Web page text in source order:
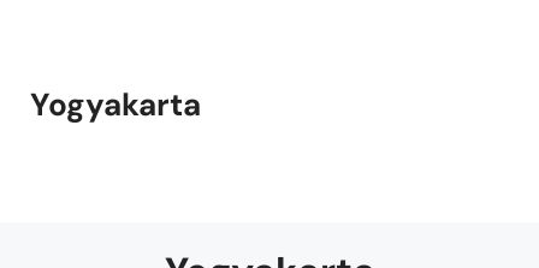
Yogyakarta